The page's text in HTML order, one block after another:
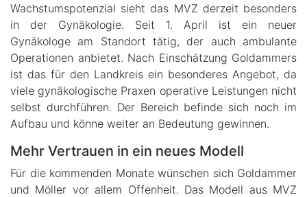
Wachstumspotenzial sieht das MVZ derzeit besonders
in der Gynäkologie. Seit 1. April ist ein neuer
Gynäkologe am Standort tätig, der auch ambulante
Operationen anbietet. Nach Einschätzung Goldammers
ist das für den Landkreis ein besonderes Angebot, da
viele gynäkologische Praxen operative Leistungen nicht
selbst durchführen. Der Bereich befinde sich noch im
Aufbau und könne weiter an Bedeutung gewinnen.
Mehr Vertrauen in ein neues Modell
Für die kommenden Monate wünschen sich Goldammer
und Möller vor allem Offenheit. Das Modell aus MVZ